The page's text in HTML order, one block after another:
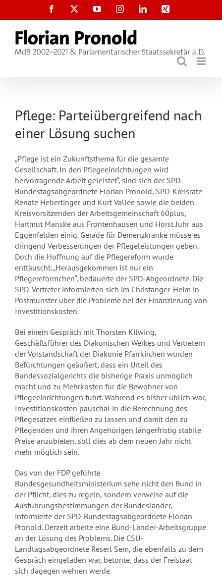
Facebook YouTubeInstagramLinkedInXing
Pflege: Parteiübergreifend nach
einer Lösung suchen
„Pflege ist ein Zukunftsthema für die gesamte
Gesellschaft. In den Pflegeeinrichtungen wird
hervorragende Arbeit geleistet“, sind sich der SPD-
Bundestagsabgeordnete Florian Pronold, SPD-Kreisräte
Renate Hebertinger und Kurt Vallée sowie die beiden
Kreisvorsitzenden der Arbeitsgemeinschaft 60plus,
Hartmut Manske aus Frontenhausen und Horst Juhr aus
Eggenfelden einig. Gerade für Demenzkranke müsse es
dringend Verbesserungen der Pflegeleistungen geben.
Doch die Hoffnung auf die Pflegereform wurde
enttäuscht. „Herausgekommen ist nur ein
Pflegereförmchen“, bedauerte der SPD-Abgeordnete. Die
SPD-Vertreter informierten sich im Christanger-Heim in
Postmünster über die Probleme bei der Finanzierung von
Investitionskosten.
Bei einem Gespräch mit Thorsten Kilwing,
Geschäftsführer des Diakonischen Werkes und Vertretern
der Vorstandschaft der Diakonie Pfarrkirchen wurden
Befürchtungen geäußert, dass ein Urteil des
Bundessozialgerichts die bisherige Praxis unmöglich
macht und zu Mehrkosten für die Bewohner von
Pflegeeinrichtungen führt. Während es bisher üblich war,
Investitionskosten pauschal in die Berechnung des
Pflegesatzes einfließen zu lassen und damit den zu
Pflegenden und ihren Angehörigen längerfristig stabile
Preise anzubieten, soll dies ab dem neuen Jahr nicht
mehr möglich sein.
Das von der FDP geführte
Bundesgesundheitsministerium sehe nicht den Bund in
der Pflicht, dies zu regeln, sondern verweise auf die
Ausführungsbestimmungen der Bundesländer,
informierte der SPD-Bundestagsabgeordnete Florian
Pronold. Derzeit arbeite eine Bund-Länder-Arbeitsgruppe
an der Lösung des Problems. Die CSU-
Landtagsabgeordnete Reserl Sem, die ebenfalls zu dem
Gespräch eingeladen war, betonte, dass der Freistaat
sich dagegen wehren werde.